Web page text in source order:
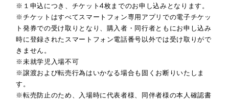
※１申込につき、チケット4枚までのお申し込みとなります。
※チケットはすべてスマートフォン専用アプリでの電子チケッ
ト発券での受け取りとなり、購入者・同行者ともにお申し込み
時に登録されたスマートフォン電話番号以外では受け取りがで
きません。
※未就学児入場不可
※譲渡および転売行為はいかなる場合も固くお断りいたしま
す。
※転売防止のため、入場時に代表者様、同伴者様の本人確認書